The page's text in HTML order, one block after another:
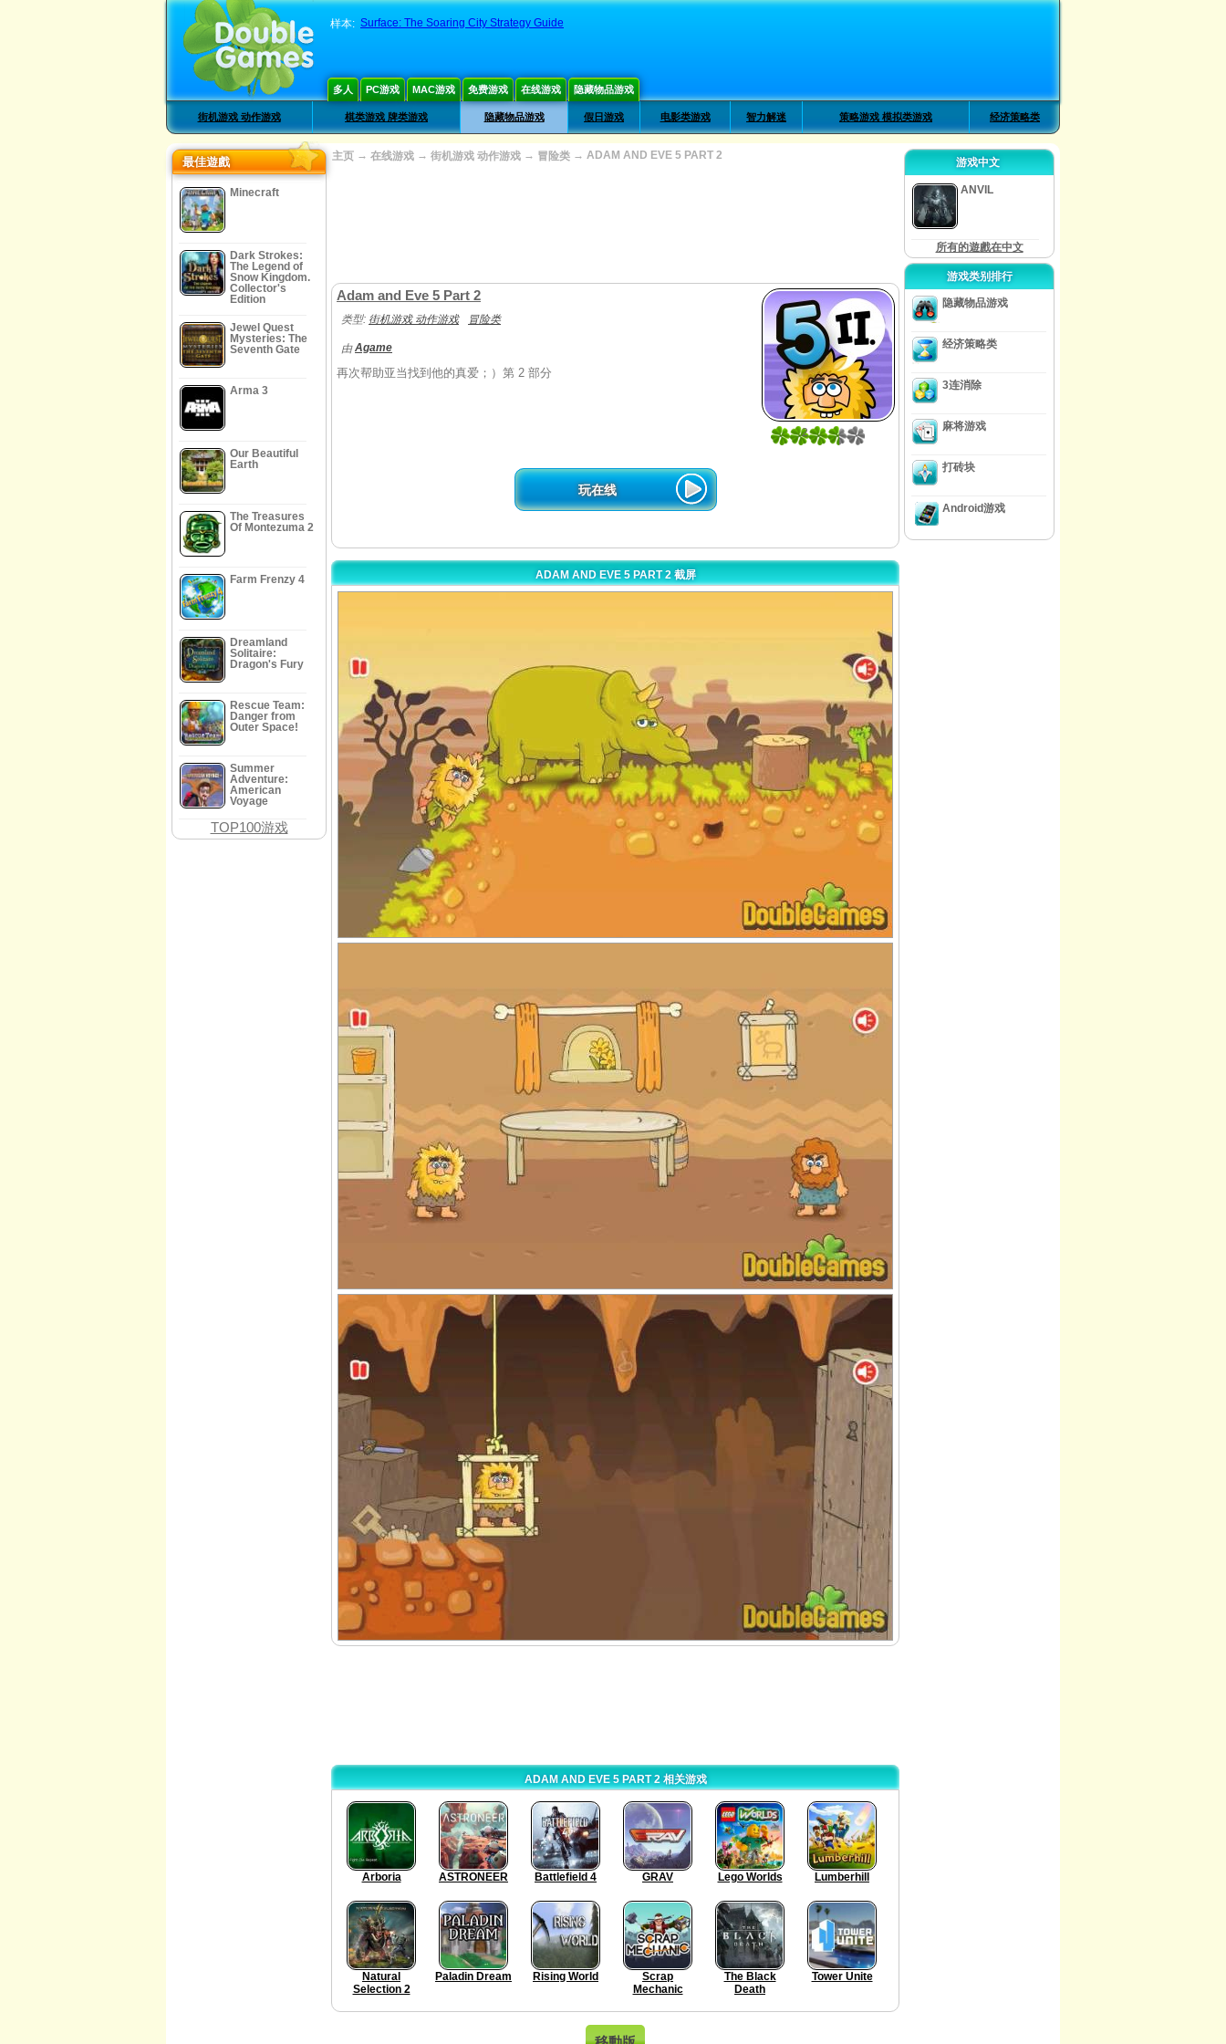
样本: Surface: The Soaring City Strategy Guide
多人 PC游戏 MAC游戏 免费游戏 在线游戏 隐藏物品游戏
街机游戏 动作游戏 棋类游戏 牌类游戏 隐藏物品游戏 假日游戏 电影类游戏 智力解迷 策略游戏 模拟类游戏 经济策略类
最佳遊戲
Minecraft
Dark Strokes:
The Legend of
Snow Kingdom.
Collector's
Edition
Jewel Quest
Mysteries: The
Seventh Gate
Arma 3
Our Beautiful
Earth
The Treasures
Of Montezuma 2
Farm Frenzy 4
Dreamland
Solitaire:
Dragon's Fury
Rescue Team:
Danger from
Outer Space!
Summer
Adventure:
American
Voyage
TOP100游戏
主页 → 在线游戏 → 街机游戏 动作游戏 → 冒险类 → ADAM AND EVE 5 PART 2
2
Adam and Eve 5 Part 2
类型: 街机游戏 动作游戏 冒险类
由Agame
再次帮助亚当找到他的真爱；）第 2 部分
玩在线
ADAM AND EVE 5 PART 2 截屏
ADAM AND EVE 5 PART 2 相关游戏
Arboria ASTRONEER Battlefield 4 GRAV Lego Worlds Lumberhill
Natural
Selection 2
Paladin Dream Rising World
Scrap
Mechanic
The Black
Death
Tower Unite
游戏中文
ANVIL
所有的遊戲在中文
游戏类别排行
隐藏物品游戏
经济策略类
3连消除
麻将游戏
打砖块
Android游戏